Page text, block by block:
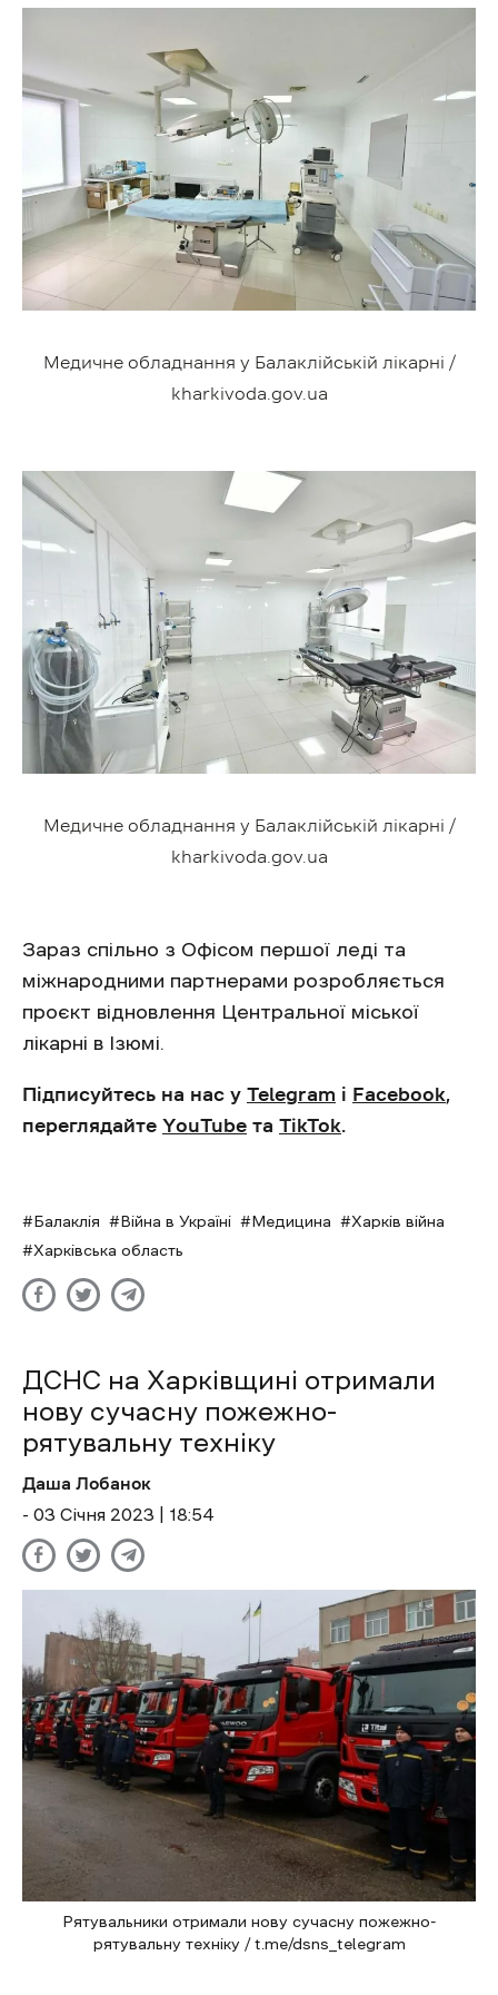
Медичне обладнання у Балаклійській лікарні /
kharkivoda.gov.ua
Медичне обладнання у Балаклійській лікарні /
kharkivoda.gov.ua
Зараз спільно з Офісом першої леді та
міжнародними партнерами розробляється
проєкт відновлення Центральної міської
лікарні в Ізюмі.
Підписуйтесь на нас у Telegram і Facebook,
переглядайте YouTube та TikTok.
Балаклія Війна в Україні Медицина
Харків війна
Харківська область
ДСНС на Харківщині отримали
нову сучасну пожежно-
рятувальну техніку
Даша Лобанок
- 03 Січня 2023 | 18:54
Рятувальники отримали нову сучасну пожежно-
рятувальну техніку / t.me/dsns_telegram